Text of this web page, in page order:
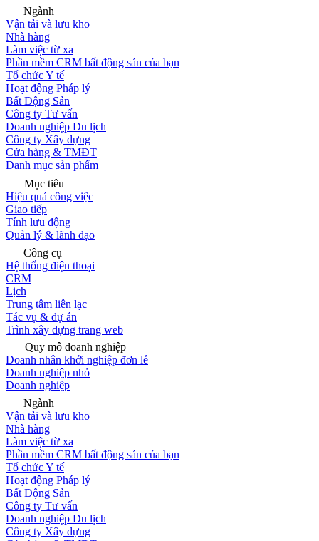
Ngành
Vận tải và lưu kho
Nhà hàng
Làm việc từ xa
Phần mềm CRM bất động sản của bạn
Tổ chức Y tế
Hoạt động Pháp lý
Bất Động Sản
Công ty Tư vấn
Doanh nghiệp Du lịch
Công ty Xây dựng
Cửa hàng & TMĐT
Danh mục sản phẩm
Mục tiêu
Hiệu quả công việc
Giao tiếp
Tính lưu động
Quản lý & lãnh đạo
Công cụ
Hệ thống điện thoại
CRM
Lịch
Trung tâm liên lạc
Tác vụ & dự án
Trình xây dựng trang web
Quy mô doanh nghiệp
Doanh nhân khởi nghiệp đơn lẻ
Doanh nghiệp nhỏ
Doanh nghiệp
Ngành
Vận tải và lưu kho
Nhà hàng
Làm việc từ xa
Phần mềm CRM bất động sản của bạn
Tổ chức Y tế
Hoạt động Pháp lý
Bất Động Sản
Công ty Tư vấn
Doanh nghiệp Du lịch
Công ty Xây dựng